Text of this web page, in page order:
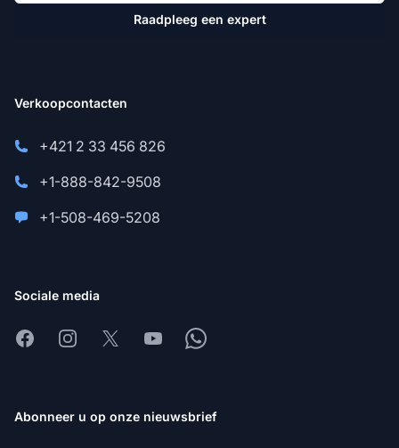
Raadpleeg een expert
Verkoopcontacten
+421 2 33 456 826
+1-888-842-9508
+1-508-469-5208
Sociale media
FacebookInstagram
X YoutubeWhatsapp
Abonneer u op onze nieuwsbrief